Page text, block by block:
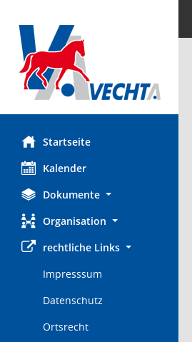
Startseite
Kalender
Dokumente
Organisation
rechtliche Links
Impresssum
Datenschutz
Ortsrecht